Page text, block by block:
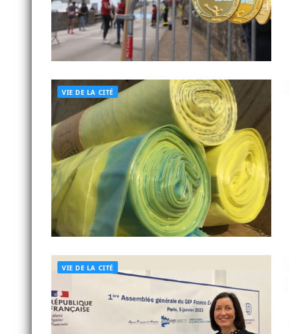
VIE DE LA CITÉ
VIE DE LA CITÉ